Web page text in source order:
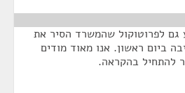
גם לפרוטוקול שהמשרד הסיר את
ביום ראשון. אנו מאוד מודים
להתחיל בהקראה.